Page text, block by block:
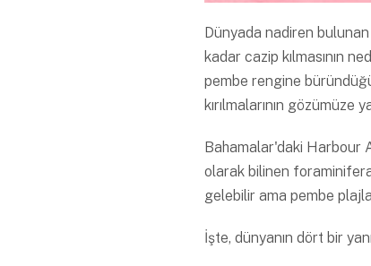
Dünyada nadiren bulunan
kadar cazip kılmasının
pembe rengine
kırılmalarının gözümüze
Bahamalar'daki Harbour
olarak bilinen
gelebilir ama pembe
İşte, dünyanın dört bir